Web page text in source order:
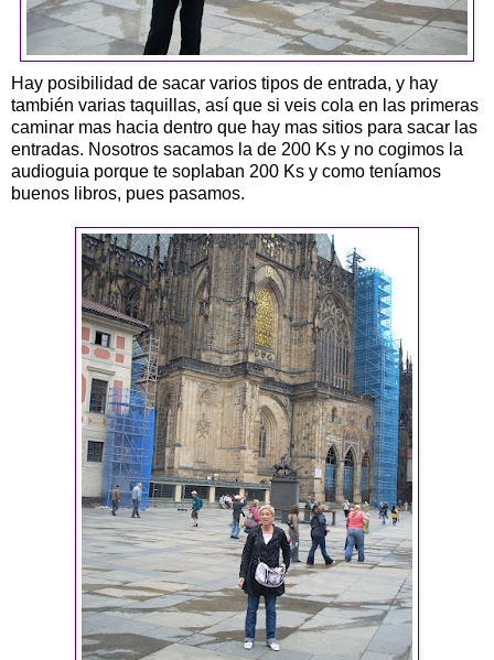
Hay posibilidad de sacar varios tipos de entrada, y hay
también varias taquillas, así que si veis cola en las primeras
caminar mas hacia dentro que hay mas sitios para sacar las
entradas. Nosotros sacamos la de 200 Ks y no cogimos la
audioguia porque te soplaban 200 Ks y como teníamos
buenos libros, pues pasamos.